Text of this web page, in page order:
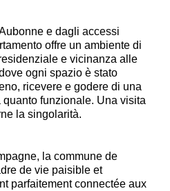
e dagli accessi
offre un ambiente di
e vicinanza alle
ogni spazio è stato
ricevere e godere di una
funzionale. Una visita
la singolarità.
la commune de
de vie paisible et
parfaitement connectée aux